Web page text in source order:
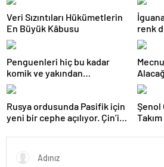
Veri Sızıntıları Hükümetlerin
En Büyük Kâbusu
renk
Penguenleri hiç bu kadar
komik ve yakından
görmemiştiniz
önemi
Rusya ordusunda Pasifik için
yeni bir cephe açılıyor. Çin’in
Şenol